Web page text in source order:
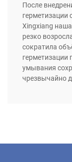
После
герметизации
Xingxiang
резко
сократила
герметизации
умывания
чрезвычайно